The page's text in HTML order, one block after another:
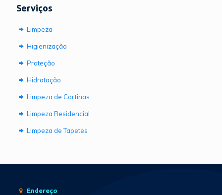
Serviços
Limpeza
Higienização
Proteção
Hidratação
Limpeza de Cortinas
Limpeza Residencial
Limpeza de Tapetes
Endereço